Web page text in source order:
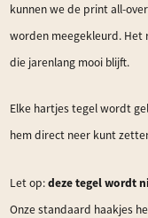
kunnen we de print all-
worden meegekleurd. Het
die jarenlang mooi blijft.
Elke hartjes tegel wordt
hem direct neer kunt
Let op:deze tegel wordt
Onze standaard haakjes